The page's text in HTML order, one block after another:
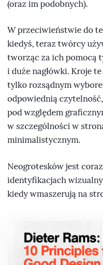
(oraz im podobnych).
W przeciwieństwie do
kiedyś, teraz twórcy
tworząc za ich pomocą
i duże nagłówki. Kroje
tylko rozsądnym
odpowiednią
pod względem
w szczególności w
minimalistycznym.
Neogrotesków jest
identyfikacjach
kiedy wmaszerują na